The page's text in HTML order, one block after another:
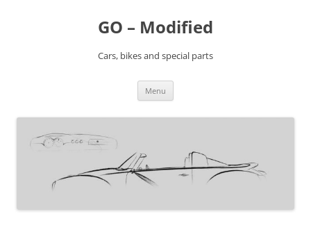
GO – Modified
Cars, bikes and special parts
Menu